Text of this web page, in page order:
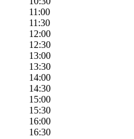
11:00
11:30
12:00
12:30
13:00
13:30
14:00
14:30
15:00
15:30
16:00
16:30